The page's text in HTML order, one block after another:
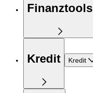
Finanztools
Kredit Kredit